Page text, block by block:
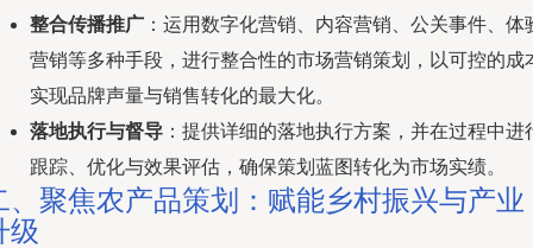
整合传播推广 ：运用数字化营销、内容营销、公关事件、体
营销等多种手段，进行整合性的市场营销策划，以可控的成
实现品牌声量与销售转化的最大化。
落地执行与督导 ：提供详细的落地执行方案，并在过程中进
跟踪、优化与效果评估，确保策划蓝图转化为市场实绩。
、聚焦农产品策划：赋能乡村振兴与产业
级